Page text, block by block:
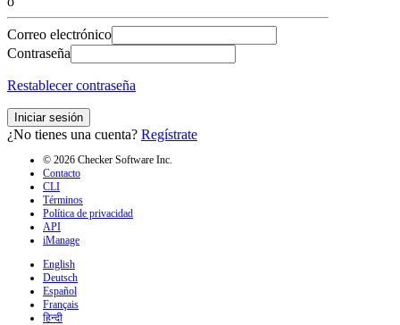
Correo electrónico
Contraseña
Restablecer contraseña
Iniciar sesión
¿No tienes una cuenta? Regístrate
© 2026 Checker Software Inc.
Contacto
CLI
Términos
Política de privacidad
API
iManage
English
Deutsch
Español
Français
हिन्दी